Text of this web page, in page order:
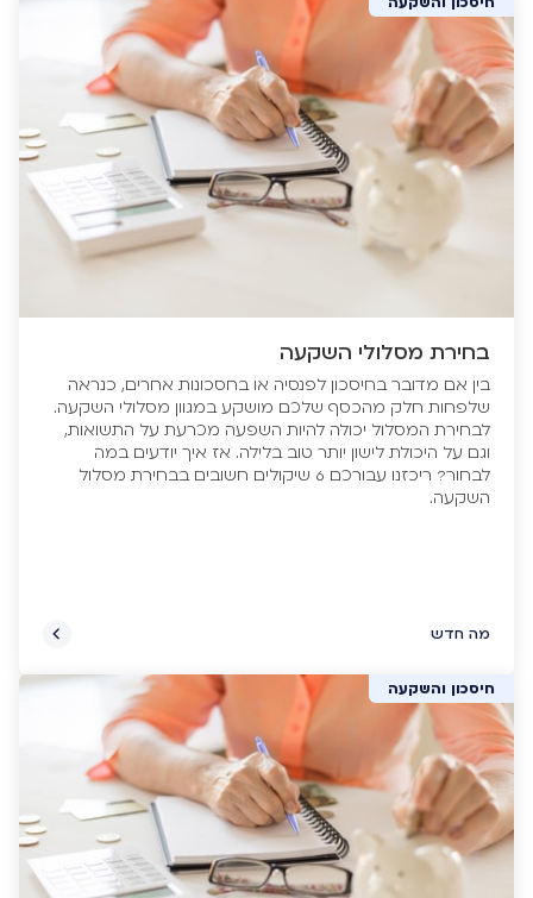
בחירת מסלולי השקעה
בין אם מדובר בחיסכון לפנסיה או בחסכונות אחרים, כנראה
שלפחות חלק מהכסף שלכם מושקע במגוון מסלולי השקעה.
לבחירת המסלול יכולה להיות השפעה מכרעת על התשואות,
וגם על היכולת לישון יותר טוב בלילה. אז איך יודעים במה
לבחור? ריכזנו עבורכם 6 שיקולים חשובים בבחירת מסלול
השקעה.
מה חדש
חיסכון והשקעה